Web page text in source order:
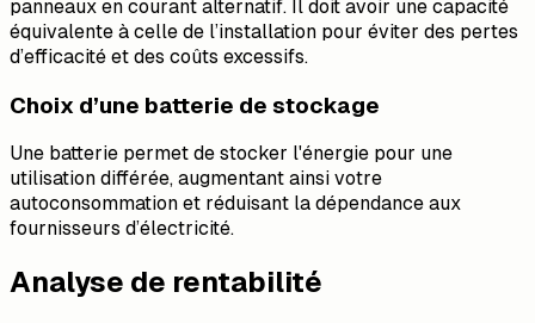
panneaux en courant alternatif. Il doit avoir une capacité
équivalente à celle de l’installation pour éviter des pertes
d’efficacité et des coûts excessifs.
Choix d’une batterie de stockage
Une batterie permet de stocker l'énergie pour une
utilisation différée, augmentant ainsi votre
autoconsommation et réduisant la dépendance aux
fournisseurs d’électricité.
Analyse de rentabilité